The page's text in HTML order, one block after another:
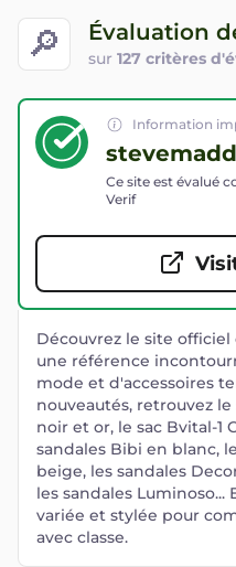
🔎 Évaluation
sur 127 critères
Information
Ce site est évalué
Verif
Découvrez le site
une référence
mode et d'accessoires
nouveautés, retrouvez
noir et or, le sac Bvital-1
sandales Bibi en blanc,
beige, les sandales
les sandales
variée et stylée pour
avec classe.